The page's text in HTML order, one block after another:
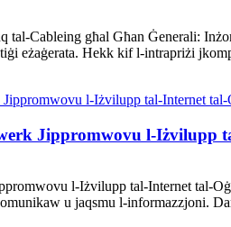
tal-Cableing għal Għan Ġenerali:
eżaġerata. Hekk kif l-intrapriżi
Jippromwovu l-Iżvilupp
l-Iżvilupp tal-Internet tal-
u jaqsmu l-informazzjoni.